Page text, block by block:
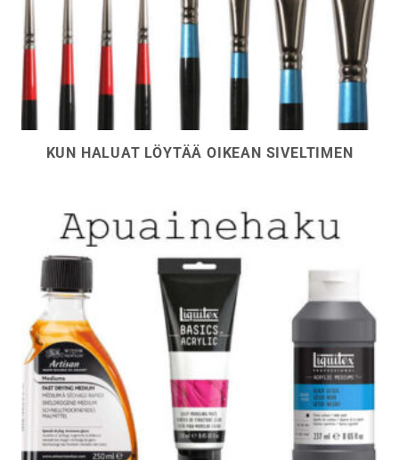
KUN HALUAT LÖYTÄÄ OIKEAN SIVELTIMEN